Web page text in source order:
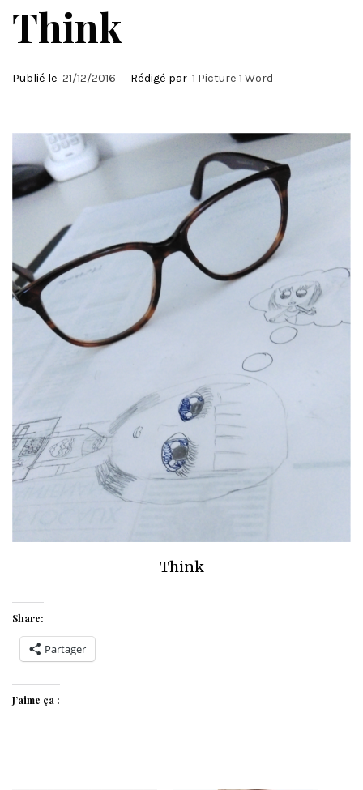
Think
Publié le 21/12/2016 Rédigé par 1 Picture 1 Word
Think
Share:
Partager
J’aime ça :